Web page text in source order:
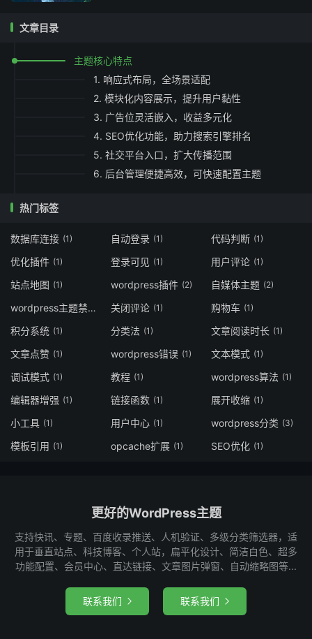
文章目录
主题核心特点
1. 响应式布局，全场景适配
2. 模块化内容展示，提升用户黏性
3. 广告位灵活嵌入，收益多元化
4. SEO优化功能，助力搜索引擎排名
5. 社交平台入口，扩大传播范围
6. 后台管理便捷高效，可快速配置主题
热门标签
数据库连接 (1) 自动登录 (1) 代码判断 (1)
优化插件 (1) 登录可见 (1) 用户评论 (1)
站点地图 (1) wordpress插件 (2) 自媒体主题 (2)
wordpress主题禁用f12 (1)
关闭评论 (1) 购物车 (1)
积分系统 (1) 分类法 (1) 文章阅读时长 (1)
文章点赞 (1) wordpress错误 (1) 文本模式 (1)
调试模式 (1) 教程 (1) wordpress算法 (1)
编辑器增强 (1) 链接函数 (1) 展开收缩 (1)
小工具 (1) 用户中心 (1) wordpress分类 (3)
模板引用 (1) opcache扩展 (1) SEO优化 (1)
更好的WordPress主题
支持快讯、专题、百度收录推送、人机验证、多级分类筛选器，适
用于垂直站点、科技博客、个人站，扁平化设计、简洁白色、超多
功能配置、会员中心、直达链接、文章图片弹窗、自动缩略图等...
联系我们  联系我们 